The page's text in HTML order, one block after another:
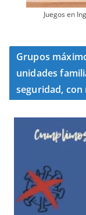
Juegos en
Grupos
unidades
seguridad,